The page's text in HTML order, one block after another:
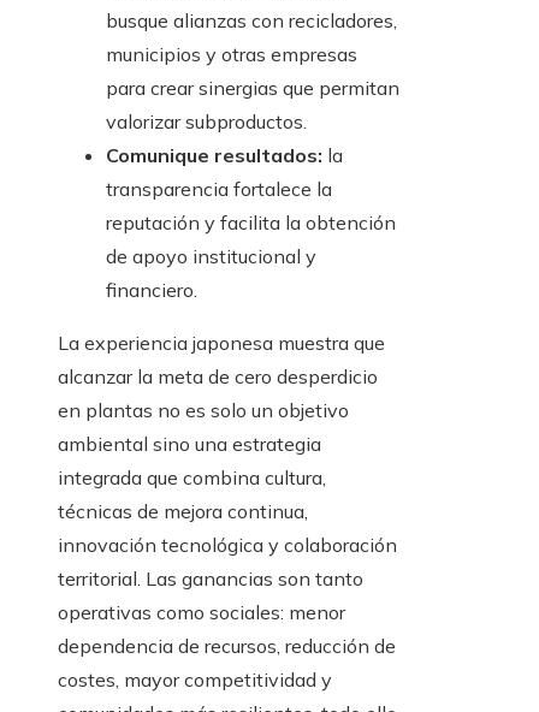
busque alianzas con recicladores,
municipios y otras empresas
para crear sinergias que permitan
valorizar subproductos.
Comunique resultados: la
transparencia fortalece la
reputación y facilita la obtención
de apoyo institucional y
financiero.
La experiencia japonesa muestra que
alcanzar la meta de cero desperdicio
en plantas no es solo un objetivo
ambiental sino una estrategia
integrada que combina cultura,
técnicas de mejora continua,
innovación tecnológica y colaboración
territorial. Las ganancias son tanto
operativas como sociales: menor
dependencia de recursos, reducción de
costes, mayor competitividad y